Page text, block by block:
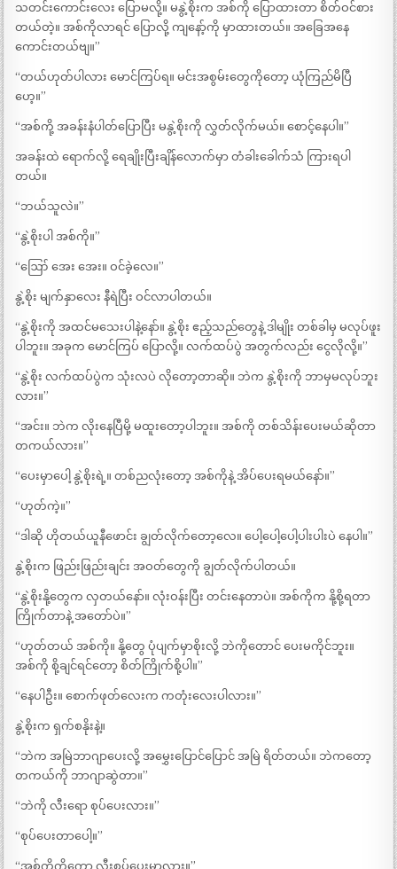
သတင်းကောင်းလေး ပြောမလို့။ မနွဲ့စိုးက အစ်ကို ပြောထားတာ စိတ်ဝင်စား
တယ်တဲ့။ အစ်ကိုလာရင် ပြောလို့ ကျနော့်ကို မှာထားတယ်။ အခြေအနေ
ကောင်းတယ်ဗျ။”
“တယ်ဟုတ်ပါလား မောင်ကြပ်ရ။ မင်းအစွမ်းတွေကိုတော့ ယုံကြည်မိပြီ
ဟေ့။”
“အစ်ကို့ အခန်းနံပါတ်ပြောပြီး မနွဲ့စိုးကို လွှတ်လိုက်မယ်။ စောင့်နေပါ။”
အခန်းထဲ ရောက်လို့ ရေချိုးပြီးချိန်လောက်မှာ တံခါးခေါက်သံ ကြားရပါ
တယ်။
“ဘယ်သူလဲ။”
“နွဲ့စိုးပါ အစ်ကို။”
“ဪ အေး အေး။ ဝင်ခဲ့လေ။”
နွဲ့စိုး မျက်နှာလေး နီရဲပြီး ဝင်လာပါတယ်။
“နွဲ့စိုးကို အထင်မသေးပါနဲ့နော်။ နွဲ့စိုး ဧည့်သည်တွေနဲ့ ဒါမျိုး တစ်ခါမှ မလုပ်ဖူး
ပါဘူး။ အခုက မောင်ကြပ် ပြောလို့။ လက်ထပ်ပွဲ အတွက်လည်း ငွေလိုလို့။”
“နွဲ့စိုး လက်ထပ်ပွဲက သုံးလပဲ လိုတော့တာဆို။ ဘဲက နွဲ့စိုးကို ဘာမှမလုပ်ဘူး
လား။”
“အင်း။ ဘဲက လိုးနေပြီမို့ မထူးတော့ပါဘူး။ အစ်ကို တစ်သိန်းပေးမယ်ဆိုတာ
တကယ်လား။”
“ပေးမှာပေါ့ နွဲ့စိုးရဲ့။ တစ်ညလုံးတော့ အစ်ကိုနဲ့ အိပ်ပေးရမယ်နော်။”
“ဟုတ်ကဲ့။”
“ဒါဆို ဟိုတယ်ယူနီဖောင်း ချွတ်လိုက်တော့လေ။ ပေါ့ပေါ့ပေါ့ပါးပါးပဲ နေပါ။”
နွဲ့စိုးက ဖြည်းဖြည်းချင်း အဝတ်တွေကို ချွတ်လိုက်ပါတယ်။
“နွဲ့စိုးနို့တွေက လှတယ်နော်။ လုံးဝန်းပြီး တင်းနေတာပဲ။ အစ်ကိုက နို့စို့ရတာ
ကြိုက်တာနဲ့ အတော်ပဲ။”
“ဟုတ်တယ် အစ်ကို။ နို့တွေ ပုံပျက်မှာစိုးလို့ ဘဲကိုတောင် ပေးမကိုင်ဘူး။
အစ်ကို စို့ချင်ရင်တော့ စိတ်ကြိုက်စို့ပါ။”
“နေပါဦး။ စောက်ဖုတ်လေးက ကတုံးလေးပါလား။”
နွဲ့စိုးက ရှက်စနိုးနဲ့။
“ဘဲက အမြဲဘာဂျာပေးလို့ အမွှေးပြောင်ပြောင် အမြဲ ရိတ်တယ်။ ဘဲကတော့
တကယ်ကို ဘာဂျာဆွဲတာ။”
“ဘဲကို လီးရော စုပ်ပေးလား။”
“စုပ်ပေးတာပေါ့။”
“အစ်ကို့ကိုကော လီးစုပ်ပေးမှာလား။”